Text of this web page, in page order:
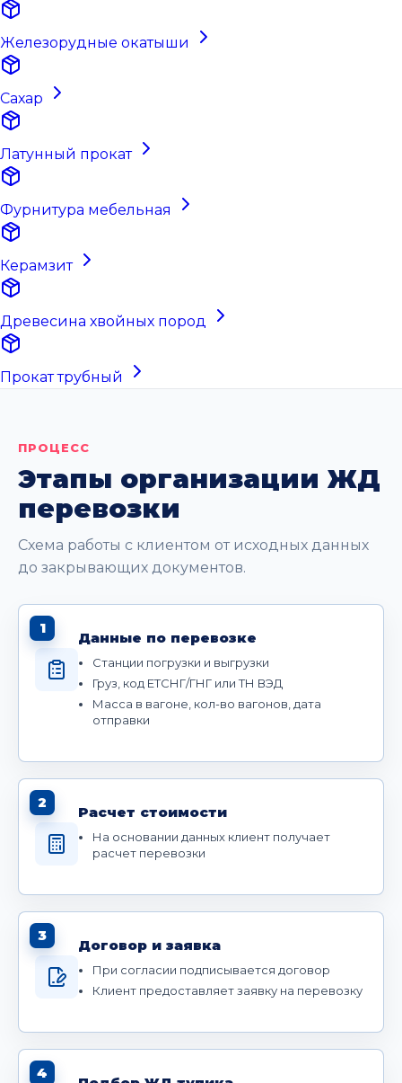
Железорудные окатыши
Сахар
Латунный прокат
Фурнитура мебельная
Керамзит
Древесина хвойных пород
Прокат трубный
ПРОЦЕСС
Этапы организации ЖД
перевозки
Схема работы с клиентом от исходных данных
до закрывающих документов.
1
Данные по перевозке
Станции погрузки и выгрузки
Груз, код ЕТСНГ/ГНГ или ТН ВЭД
Масса в вагоне, кол-во вагонов, дата
отправки
2
Расчет стоимости
На основании данных клиент получает
расчет перевозки
3
Договор и заявка
При согласии подписывается договор
Клиент предоставляет заявку на перевозку
4